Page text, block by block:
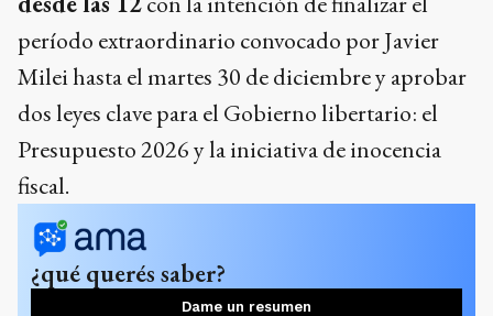
período extraordinario convocado por Javier
Milei hasta el martes 30 de diciembre y aprobar
dos leyes clave para el Gobierno libertario: el
Presupuesto 2026 y la iniciativa de inocencia
fiscal.
¿qué querés saber?
Dame un resumen